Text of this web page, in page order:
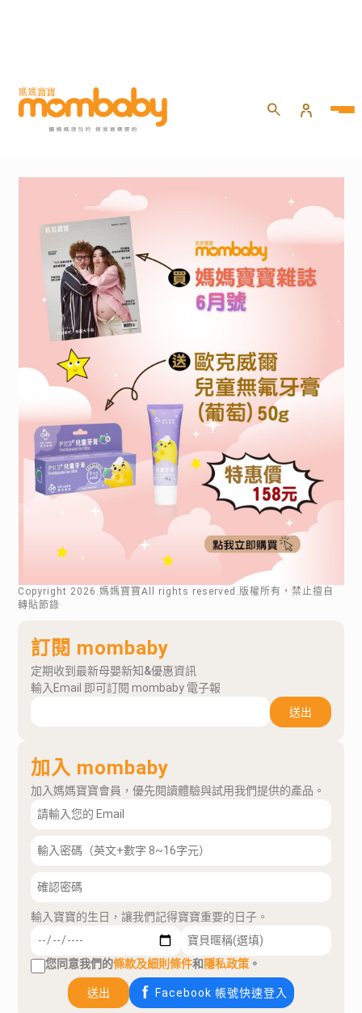
Copyright 2026 .媽媽寶寶All rights reserved.版權所有，禁止擅自
轉貼節錄
訂閱 mombaby
定期收到最新母嬰新知&優惠資訊
輸入Email 即可訂閱 mombaby 電子報
送出
加入 mombaby
加入媽媽寶寶會員，優先閱讀體驗與試用我們提供的產品。
輸入寶寶的生日，讓我們記得寶寶重要的日子。
您同意我們的條款及細則條件和隱私政策 。
送出 Facebook 帳號快速登入